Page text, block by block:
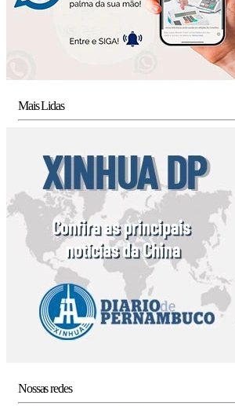
Mais Lidas
Nossas redes